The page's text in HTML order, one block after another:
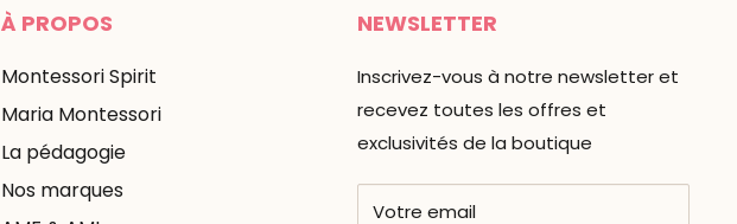
À PROPOS
Montessori Spirit
Maria Montessori
La pédagogie
Nos marques
NEWSLETTER
Inscrivez-vous à notre newsletter et
recevez toutes les offres et
exclusivités de la boutique
Votre email